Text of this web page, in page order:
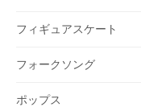
フィギュアスケート
フォークソング
ポップス